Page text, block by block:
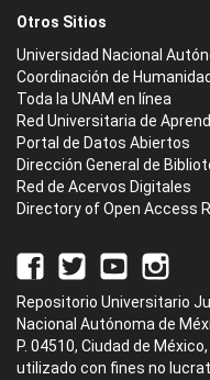
Otros Sitios
Universidad Nacional
Coordinación de
Toda la UNAM en línea
Red Universitaria de
Portal de Datos Abiertos
Dirección General de
Red de Acervos Digitales
Directory of Open Access
Repositorio Universitario
Nacional Autónoma de
P. 04510, Ciudad de
utilizado con fines no